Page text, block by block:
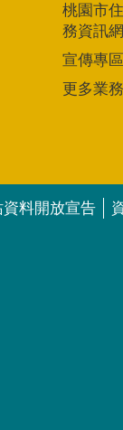
桃園市
務資訊網
宣傳專區
更多業
料開放宣告